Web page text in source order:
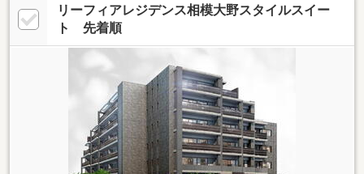
リーフィアレジデンス相模大野スタイルスイー
ト 先着順